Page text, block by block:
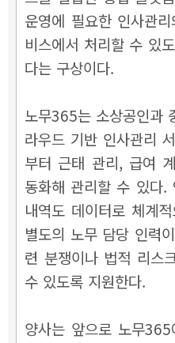
운영에 필요한 인사관
비스에서 처리할 수 있
다는 구상이다.
노무365는 소상공인과
라우드 기반 인사관리
부터 근태 관리, 급여
동화해 관리할 수 있다.
내역도 데이터로 체계
별도의 노무 담당 인력
련 분쟁이나 법적 리스
수 있도록 지원한다.
양사는 앞으로 노무